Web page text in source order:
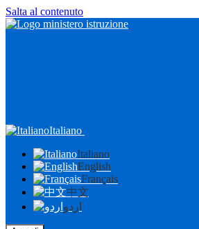
Salta al contenuto
Italiano
Italiano
English
Français
中文
اردو